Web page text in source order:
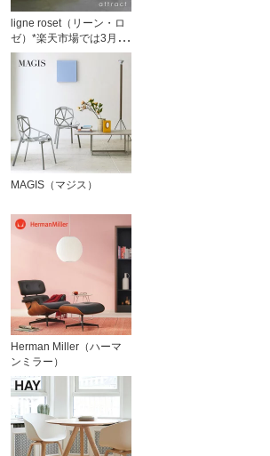
ligne roset（リーン・ロ
ゼ）*楽天市場では3月31
日で販売終了
MAGIS（マジス）
Herman Miller（ハーマ
ンミラー）